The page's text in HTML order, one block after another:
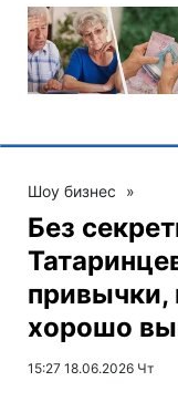
Шоу бизнес »
Без
привычки,
хорошо
15:27 18.06.2026 Чт